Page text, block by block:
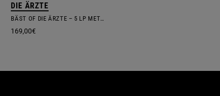
DIE ÄRZTE
BÄST OF DIE ÄRZTE – 5 LP METALL BOX SET
169,00€